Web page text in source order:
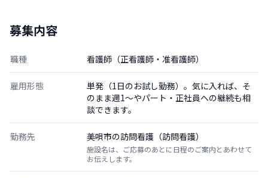
募集内容
職種 看護師（正看護師・准看護師）
雇用形態
単発（1日のお試し勤務）。気に入れば、そ
のまま週1〜やパート・正社員への継続も相
談できます。
勤務先 美唄市の訪問看護（訪問看護）
施設名は、ご応募のあとに日程のご案内とあわせて
お伝えします。